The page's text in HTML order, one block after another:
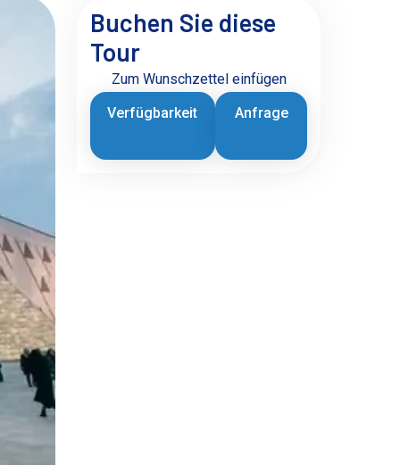
Buchen Sie diese
Tour
Zum Wunschzettel einfügen
Anfrage